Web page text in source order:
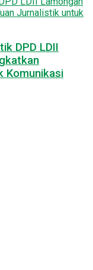
DPD LDII
Komunikasi